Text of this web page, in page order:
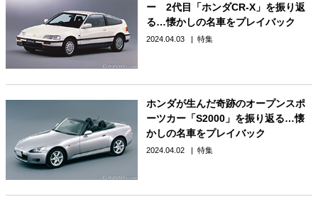
ー 2代目「ホンダCR-X」を振り返
る…懐かしの名車をプレイバック
2024.04.03 特集
ホンダが生んだ奇跡のオープンスポ
ーツカー「S2000」を振り返る…懐
かしの名車をプレイバック
2024.04.02 特集